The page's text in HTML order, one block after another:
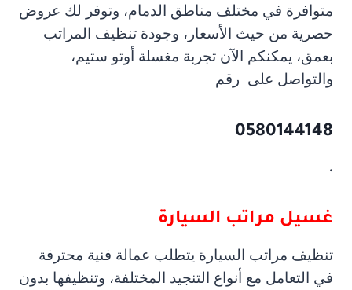
متوافرة في مختلف مناطق الدمام، وتوفر لك عروض
حصرية من حيث الأسعار، وجودة تنظيف المراتب
بعمق، يمكنكم الآن تجربة مغسلة أوتو ستيم،
والتواصل على رقم
0580144148
.
غسيل مراتب السيارة
تنظيف مراتب السيارة يتطلب عمالة فنية محترفة
في التعامل مع أنواع التنجيد المختلفة، وتنظيفها بدون